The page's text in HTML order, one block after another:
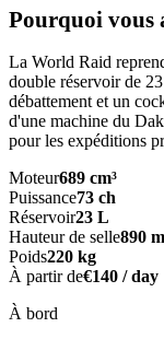
Pourquoi vous
La World Raid
double réservoir de
débattement et un
d'une machine du
pour les expéditions
Moteur689 cm³
Puissance73 ch
Réservoir23 L
Hauteur de selle890
Poids220 kg
À partir de€140 / day
À bord